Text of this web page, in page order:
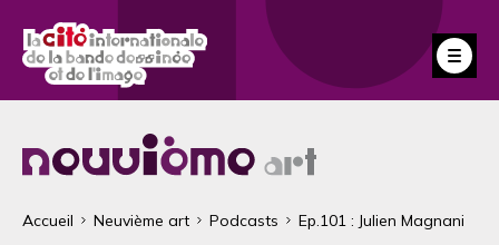
contenu
principal
Fil
Accueil Neuvième art Podcasts Ep.101 : Julien Magnani